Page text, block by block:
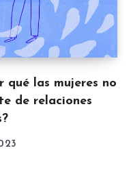
qué las mujeres no
de relaciones